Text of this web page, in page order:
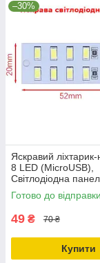
–30%
Яскравий ліхтарик-
8 LED (MicroUSB),
Світлодіодна
Led-підсвітка, 5730
Готово до відправки
49 ₴ 70 ₴
Купити